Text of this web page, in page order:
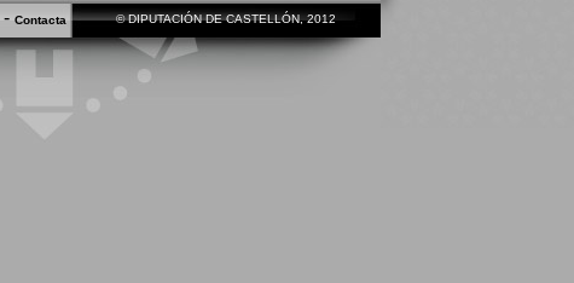
- Contacta © DIPUTACIÓN DE CASTELLÓN, 2012